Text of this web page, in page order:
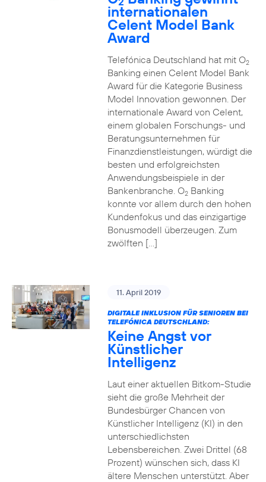
internationalen
Celent Model Bank
Award
Telefónica Deutschland hat mit O2
Banking einen Celent Model Bank
Award für die Kategorie Business
Model Innovation gewonnen. Der
internationale Award von Celent,
einem globalen Forschungs- und
Beratungsunternehmen für
Finanzdienstleistungen, würdigt die
besten und erfolgreichsten
Anwendungsbeispiele in der
Bankenbranche. O2Banking
konnte vor allem durch den hohen
Kundenfokus und das einzigartige
Bonusmodell überzeugen. Zum
zwölften […]
11. April 2019
DIGITALE INKLUSION FÜR SENIOREN BEI
TELEFÓNICA DEUTSCHLAND:
Keine Angst vor
Künstlicher
Intelligenz
Laut einer aktuellen Bitkom-Studie
sieht die große Mehrheit der
Bundesbürger Chancen von
Künstlicher Intelligenz (KI) in den
unterschiedlichsten
Lebensbereichen. Zwei Drittel (68
Prozent) wünschen sich, dass KI
ältere Menschen unterstützt. Aber